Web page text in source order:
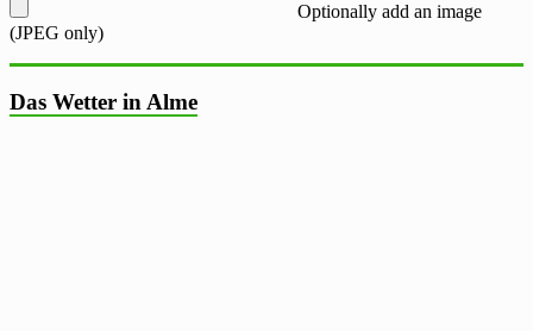
Optionally add an image
(JPEG only)
Das Wetter in Alme